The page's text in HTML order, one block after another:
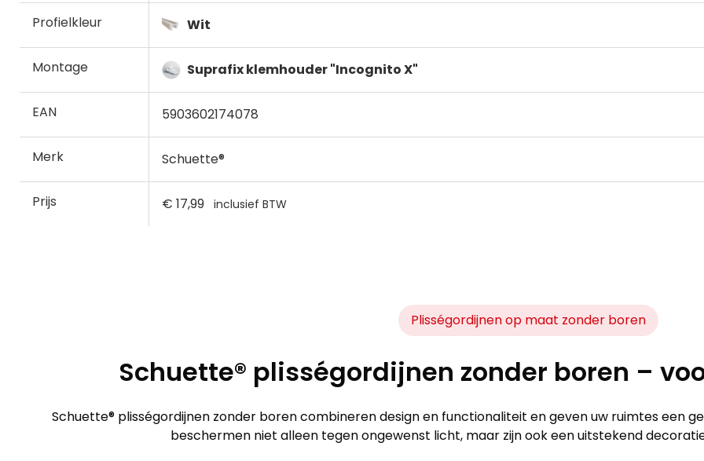
Profielkleur Wit
Montage Suprafix klemhouder "Incognito X"
EAN 5903602174078
Merk Schuette®
Prijs € 17,99 inclusief BTW
Plisségordijnen op maat zonder boren
Schuette® plisségordijnen zonder boren –
Schuette® plisségordijnen zonder boren combineren design en functionaliteit en geven uw ruimtes een
beschermen niet alleen tegen ongewenst licht, maar zijn ook een uitstekend